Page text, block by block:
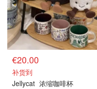
€20.00
补货到
Jellycat 浓缩咖啡杯